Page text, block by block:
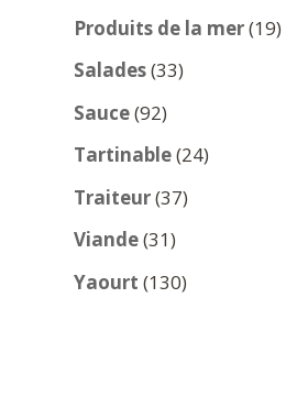
produits
Produits de la mer 1919
Salades 3333
Sauce 9292
produits
Tartinable 2424
Traiteur 3737
Viande 3131
produits
Yaourt 130130